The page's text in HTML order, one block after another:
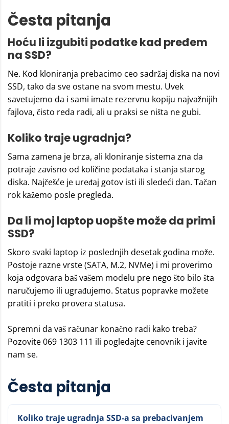
Česta pitanja
Hoću li izgubiti podatke kad pređem
na SSD?
Ne. Kod kloniranja prebacimo ceo sadržaj diska na novi
SSD, tako da sve ostane na svom mestu. Uvek
savetujemo da i sami imate rezervnu kopiju najvažnijih
fajlova, čisto reda radi, ali u praksi se ništa ne gubi.
Koliko traje ugradnja?
Sama zamena je brza, ali kloniranje sistema zna da
potraje zavisno od količine podataka i stanja starog
diska. Najčešće je uređaj gotov isti ili sledeći dan. Tačan
rok kažemo posle pregleda.
Da li moj laptop uopšte može da primi
SSD?
Skoro svaki laptop iz poslednjih desetak godina može.
Postoje razne vrste (SATA, M.2, NVMe) i mi proverimo
koja odgovara baš vašem modelu pre nego što bilo šta
naručujemo ili ugrađujemo. Status popravke možete
pratiti i preko provera statusa.
Spremni da vaš računar konačno radi kako treba?
Pozovite069 1303 111 ili pogledajte cenovnik i javite
nam se.
Česta pitanja
Koliko traje ugradnja SSD-a sa prebacivanjem